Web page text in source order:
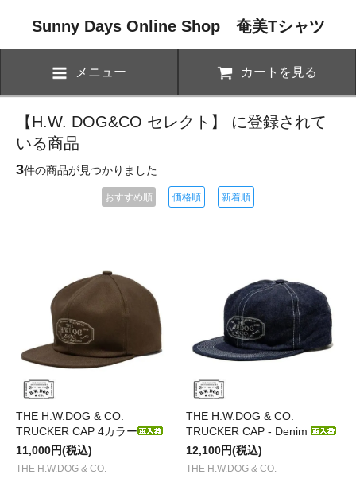
Sunny Days Online Shop 奄美Tシャツ
メニュー カートを見る
【H.W. DOG&CO セレクト】 に登録されて
いる商品
3件の商品が見つかりました
おすすめ順 価格順 新着順
THE H.W.DOG & CO.
TRUCKER CAP 4カラー
11,000円(税込)
THE H.W.DOG & CO.
THE H.W.DOG & CO.
TRUCKER CAP - Denim
12,100円(税込)
THE H.W.DOG & CO.